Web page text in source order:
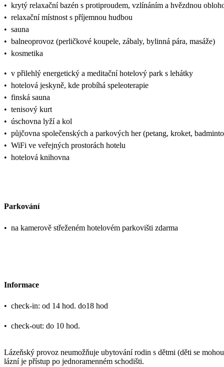
• krytý relaxační bazén s protiproudem, vzlínáním a hvězdnou
• relaxační místnost s příjemnou hudbou
• sauna
• balneoprovoz (perličkové koupele, zábaly, bylinná pára, masáže)
• kosmetika
• v přilehlý energetický a meditační hotelový park s lehátky
• hotelová jeskyně, kde probíhá speleoterapie
• finská sauna
• tenisový kurt
• úschovna lyží a kol
• půjčovna společenských a parkových her (petang, kroket,
• WiFi ve veřejných prostorách hotelu
• hotelová knihovna
Parkování
• na kamerově střeženém hotelovém parkovišti zdarma
Informace
• check-in: od 14 hod. do18 hod
• check-out: do 10 hod.
Lázeňský provoz neumožňuje ubytování rodin s dětmi (děti se
lázní je přístup po jednoramenném schodišti.